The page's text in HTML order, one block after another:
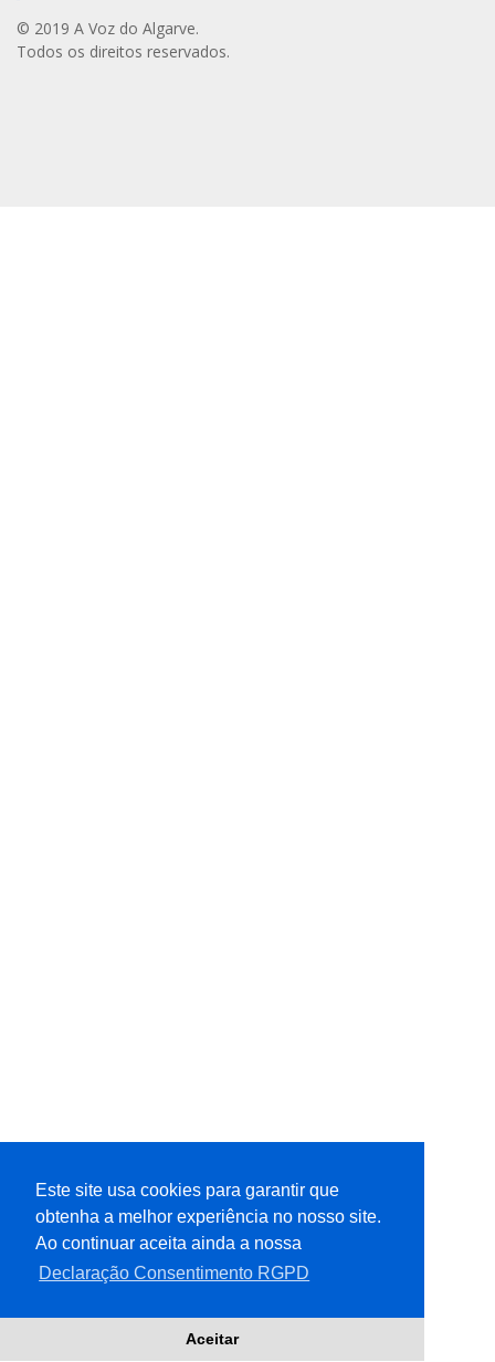
© 2019 A Voz do Algarve.
Todos os direitos reservados.
Este site usa cookies para garantir que
obtenha a melhor experiência no nosso site.
Ao continuar aceita ainda a nossa
Declaração Consentimento RGPD
Aceitar